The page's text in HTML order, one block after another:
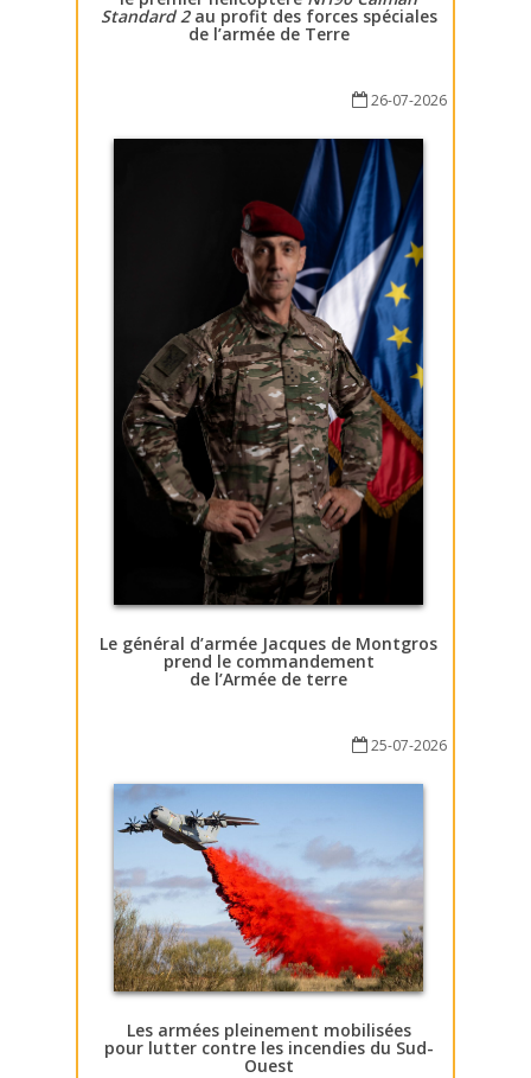
Standard 2au profit des forces spéciales
de l’armée de Terre
26-07-2026
Le général d’armée Jacques de Montgros
prend le commandement
de l’Armée de terre
25-07-2026
Les armées pleinement mobilisées
pour lutter contre les incendies du Sud-
Ouest